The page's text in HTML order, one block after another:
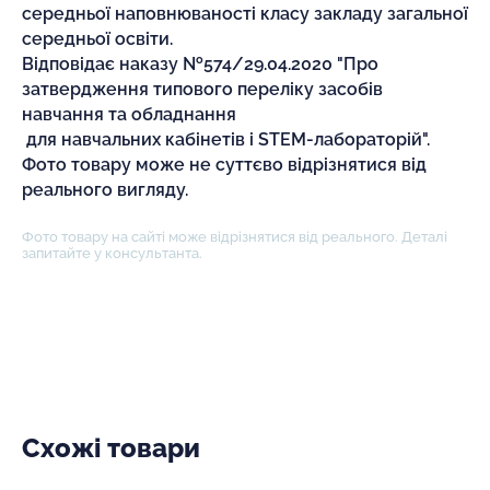
середньої наповнюваності класу закладу загальної
середньої освіти.
Відповідає наказу №574/29.04.2020 "Про
затвердження типового переліку засобів
навчання та обладнання
для навчальних кабінетів і STEM-лабораторій".
Фото товару може не суттєво відрізнятися від
реального вигляду.
Фото товару на сайті може відрізнятися від реального. Деталі
запитайте у консультанта.
Схожі товари